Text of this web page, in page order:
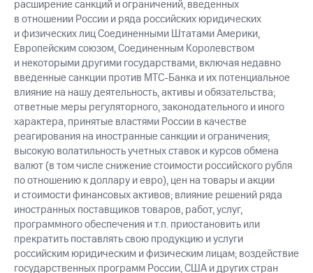
расширение санкций и ограничений, введенных
в отношении России и ряда российских юридических
и физических лиц Соединенными Штатами Америки,
Европейским союзом, Соединенным Королевством
и некоторыми другими государствами, включая недавно
введенные санкции против МТС-Банка и их потенциальное
влияние на нашу деятельность, активы и обязательства;
ответные меры регуляторного, законодательного и иного
характера, принятые властями России в качестве
реагирования на иностранные санкции и ограничения;
высокую волатильность учетных ставок и курсов обмена
валют (в том числе снижение стоимости российского рубля
по отношению к доллару и евро), цен на товары и акции
и стоимости финансовых активов; влияние решений ряда
иностранных поставщиков товаров, работ, услуг,
программного обеспечения и т.п. приостановить или
прекратить поставлять свою продукцию и услуги
российским юридическим и физическим лицам; воздействие
государственных программ России, США и других стран